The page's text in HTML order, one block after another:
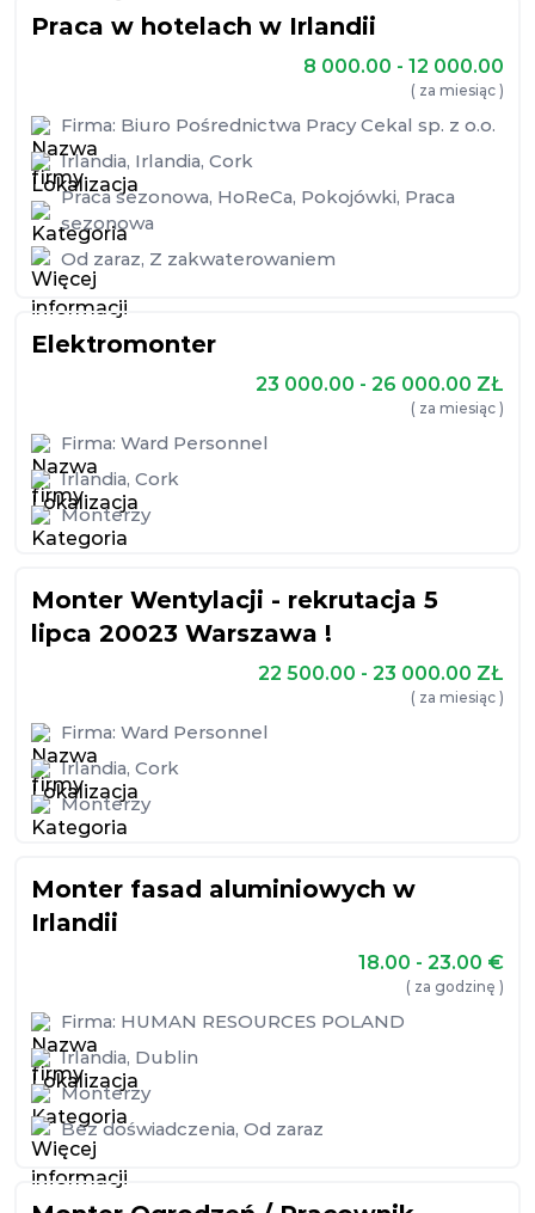
Praca w hotelach w Irlandii
8 000.00 - 12 000.00
( za miesiąc )
Firma: Biuro Pośrednictwa Pracy Cekal sp. z o.o.
Irlandia, Irlandia, Cork
Praca sezonowa, HoReCa, Pokojówki, Praca
sezonowa
Od zaraz, Z zakwaterowaniem
Elektromonter
23 000.00 - 26 000.00 ZŁ
( za miesiąc )
Firma: Ward Personnel
Irlandia, Cork
Monterzy
Monter Wentylacji - rekrutacja 5
lipca 20023 Warszawa !
22 500.00 - 23 000.00 ZŁ
( za miesiąc )
Firma: Ward Personnel
Irlandia, Cork
Monterzy
Monter fasad aluminiowych w
Irlandii
18.00 - 23.00 €
( za godzinę )
Firma: HUMAN RESOURCES POLAND
Irlandia, Dublin
Monterzy
Bez doświadczenia, Od zaraz